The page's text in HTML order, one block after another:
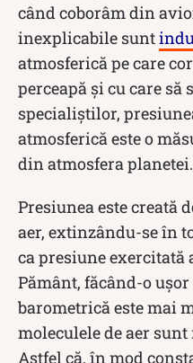
când coborâm din
inexplicabile sunt
atmosferică pe care
perceapă și cu care să
specialiștilor,
atmosferică este o
din atmosfera planetei.
Presiunea este creată
aer, extinzându-se în
ca presiune exercitată
Pământ, făcând-o
barometrică este mai
moleculele de aer
Astfel că, în mod